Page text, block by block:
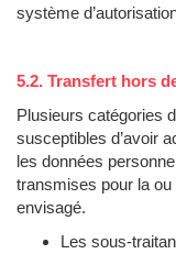
système
5.2. Transfert hors
Plusieurs catégories
susceptibles d’avoir
les données
transmises pour la
envisagé.
Les sous-